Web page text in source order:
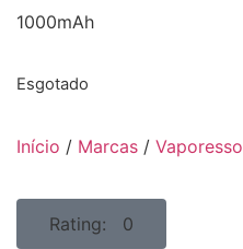
1000mAh
Esgotado
Início / Marcas / Vaporesso
Rating: 0